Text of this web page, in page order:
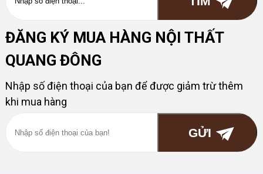
ĐĂNG KÝ MUA HÀNG NỘI THẤT
QUANG ĐÔNG
Nhập số điện thoại của bạn để được giảm trừ thêm
khi mua hàng